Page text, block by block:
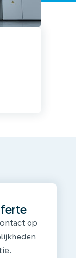
op